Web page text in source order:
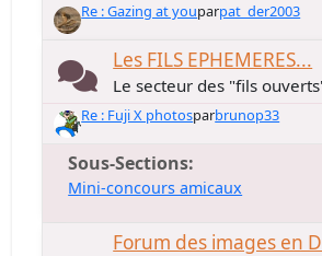
Re : Gazing at youparpat_der2003
Les FILS EPHEMERES...
Le secteur des "fils
Re : Fuji X photosparbrunop33
Sous-Sections
Mini-concours amicaux
Forum des images en